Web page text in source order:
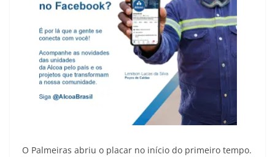
O Palmeiras abriu o placar no início do primeiro tempo.